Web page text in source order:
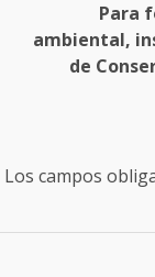
Para
ambiental,
de
Los campos